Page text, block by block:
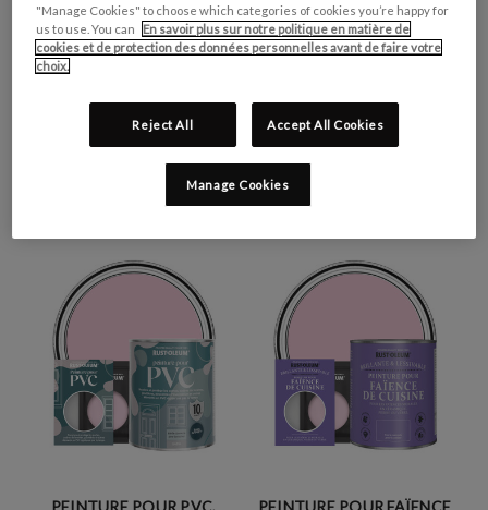
PEINTURE POUR
MEUBLES MATE &
LESSIVABLE - BONBON
PEINTURE JARDIN,
FINITION BRILLANTE -
PEINTURE POUR PVC,
PEINTURE POUR FAÏENCE
"Manage Cookies" to choose which categories of cookies you’re happy for
us to use. You can
En savoir plus sur notre politique en matière de
cookies et de protection des données personnelles avant de faire votre
choix.
Reject All Accept All Cookies
Manage Cookies